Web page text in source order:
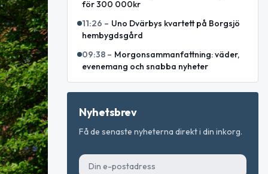
för 300 000kr
11:26 – Uno Dvärbys kvartett på Borgsjö
hembygdsgård
09:38 – Morgonsammanfattning: väder,
evenemang och snabba nyheter
Nyhetsbrev
Få de senaste nyheterna direkt i din inkorg.